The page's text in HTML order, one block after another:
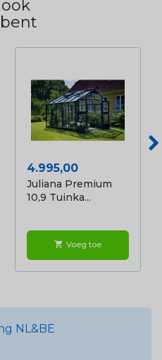
Prijs
4.995,00
Juliana Premium
10,9 Tuinka...
shopping_cart Voeg toe
NL&BE